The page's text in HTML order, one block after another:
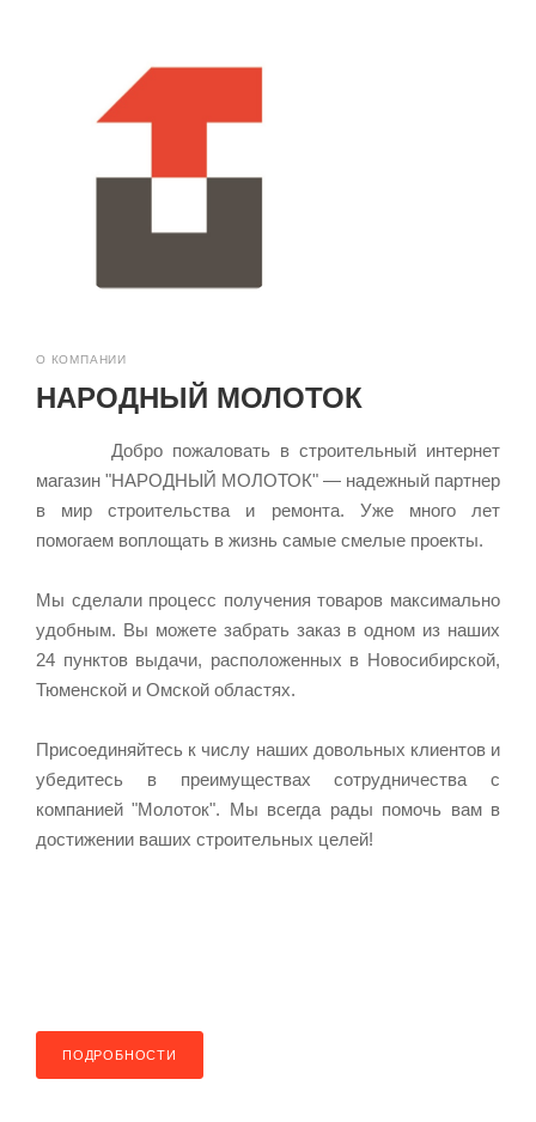
О КОМПАНИИ
НАРОДНЫЙ МОЛОТОК
Добро пожаловать в строительный интернет
магазин "НАРОДНЫЙ МОЛОТОК" — надежный партнер
в мир строительства и ремонта. Уже много лет
помогаем воплощать в жизнь самые смелые проекты.
Мы сделали процесс получения товаров максимально
удобным. Вы можете забрать заказ в одном из наших
24 пунктов выдачи, расположенных в Новосибирской,
Тюменской и Омской областях.
Присоединяйтесь к числу наших довольных клиентов и
убедитесь в преимуществах сотрудничества с
компанией "Молоток". Мы всегда рады помочь вам в
достижении ваших строительных целей!
ПОДРОБНОСТИ
раз в 2 недели